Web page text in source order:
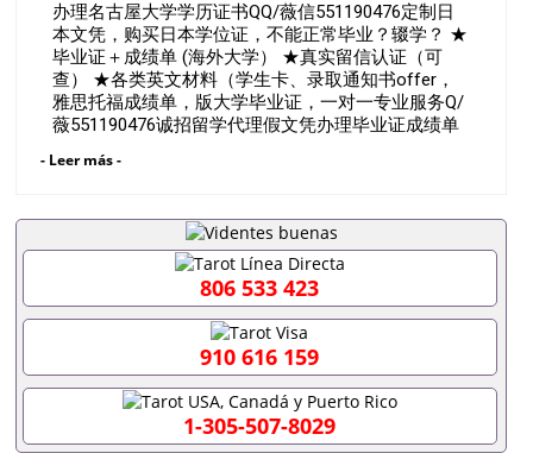
单 (海外大学） ★真实留信认证（可查）
办理名古屋大学学历证书QQ/薇信551190476定制日
本文凭，购买日本学位证，不能正常毕业？辍学？ ★
毕业证＋成绩单 (海外大学） ★真实留信认证（可
查） ★各类英文材料（学生卡、录取通知书offer，
雅思托福成绩单，版大学毕业证，一对一专业服务Q/
薇551190476诚招留学代理假文凭办理毕业证成绩单
理留信网认证办理留服认证办理学历认证办理学生卡
文凭办理英国文凭办理加拿大文凭办理德国文凭 一、
快速办理材料： 1、毕业证+成绩单+留学回国人员证
明+教育部认证,录取通知书，雅思。（全套留学回国
必备证明材料，给父母及亲朋好友一份完美交代）；
2、雅思、托福，OFFER，在读证明，学生卡等留学
相关材料（申请学校、转学，甚至是申请工签都可以
用到）。 注：上述材料，随时都可以安排办理，毕业
证成绩单，学校，专业，学位，毕业时间都可以根据
客户要求安排。 国内找工作假的毕业证可以用吗
551190476假的毕业证成绩单可以办学历认证吗
551190476要定居国外需要办理什么材料551190476
- Leer más -
806 533 423
910 616 159
1-305-507-8029